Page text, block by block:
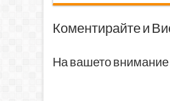
Коментирайте и
На вашето внимание